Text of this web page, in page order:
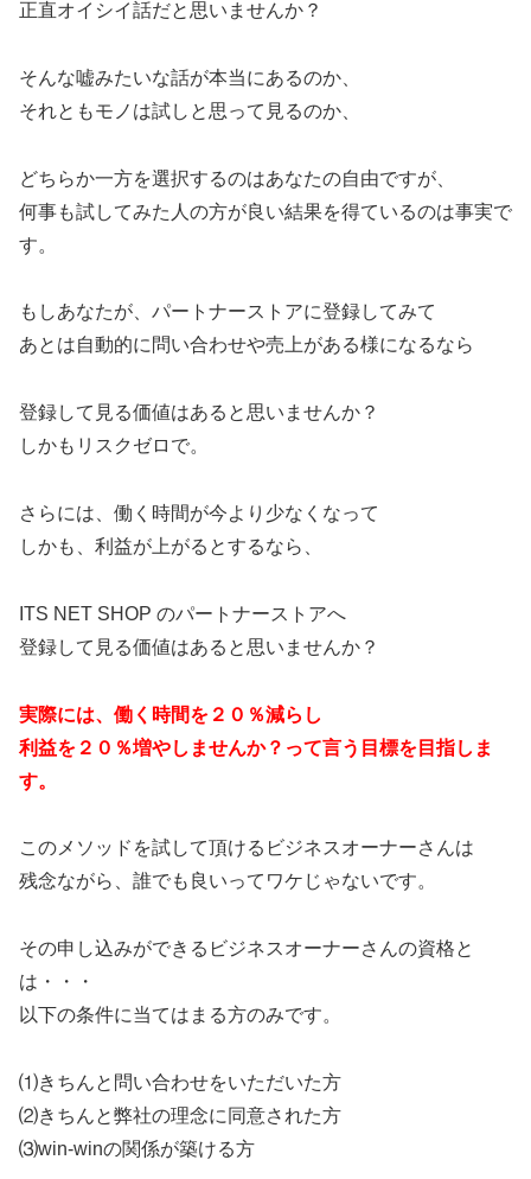
正直オイシイ話だと思いませんか？
そんな嘘みたいな話が本当にあるのか、
それともモノは試しと思って見るのか、
どちらか一方を選択するのはあなたの自由ですが、
何事も試してみた人の方が良い結果を得ているのは事実で
す。
もしあなたが、パートナーストアに登録してみて
あとは自動的に問い合わせや売上がある様になるなら
登録して見る価値はあると思いませんか？
しかもリスクゼロで。
さらには、働く時間が今より少なくなって
しかも、利益が上がるとするなら、
ITS NET SHOP のパートナーストアへ
登録して見る価値はあると思いませんか？
実際には、働く時間を２０％減らし
利益を２０％増やしませんか？って言う目標を目指しま
す。
このメソッドを試して頂けるビジネスオーナーさんは
残念ながら、誰でも良いってワケじゃないです。
その申し込みができるビジネスオーナーさんの資格と
は・・・
以下の条件に当てはまる方のみです。
⑴きちんと問い合わせをいただいた方
⑵きちんと弊社の理念に同意された方
⑶win-winの関係が築ける方